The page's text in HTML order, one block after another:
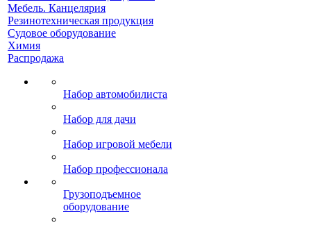
Мебель. Канцелярия
Резинотехническая продукция
Судовое оборудование
Химия
Распродажа
Набор автомобилиста
Набор для дачи
Набор игровой мебели
Набор профессионала
Грузоподъемное
оборудование